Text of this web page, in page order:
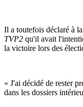
Il a toutefois déclaré à
TVP2 qu'il avait
la victoire lors des
« J'ai décidé de rester
dans les dossiers